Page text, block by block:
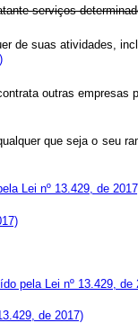
à contratante
suas atividades,
ou subcontrata
qualquer que
Lei nº 13.429, de
pela Lei nº 13.429, de
de 2017)